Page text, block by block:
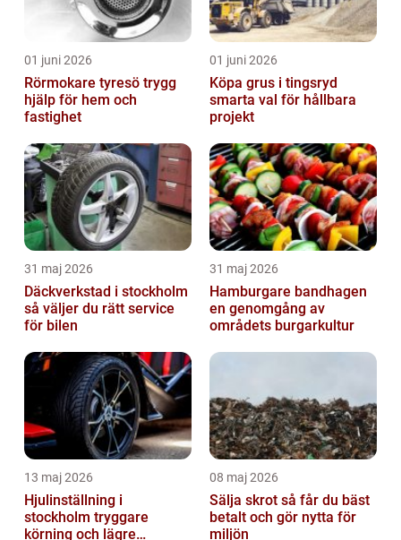
01 juni 2026
Rörmokare tyresö trygg
hjälp för hem och
fastighet
01 juni 2026
Köpa grus i tingsryd
smarta val för hållbara
projekt
31 maj 2026
Däckverkstad i stockholm
så väljer du rätt service
för bilen
31 maj 2026
Hamburgare bandhagen
en genomgång av
områdets burgarkultur
13 maj 2026
Hjulinställning i
stockholm tryggare
körning och lägre
08 maj 2026
Sälja skrot så får du bäst
betalt och gör nytta för
miljön